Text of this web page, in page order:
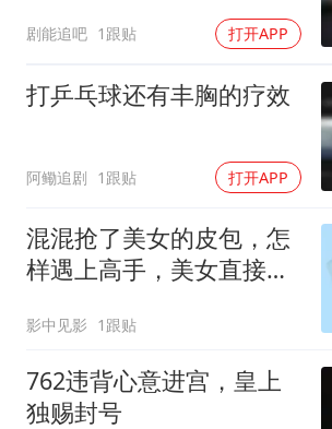
剧能追吧 1跟贴 打开APP
打乒乓球还有丰胸的疗效
阿鳓追剧 1跟贴 打开APP
混混抢了美女的皮包，怎
样遇上高手，美女直接教
影中见影 1跟贴
762违背心意进宫，皇上
独赐封号